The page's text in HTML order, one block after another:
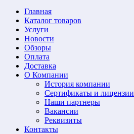
Главная
Каталог товаров
Услуги
Новости
Обзоры
Оплата
Доставка
О Компании
История компании
Сертификаты и лицензии
Наши партнеры
Вакансии
Реквизиты
Контакты